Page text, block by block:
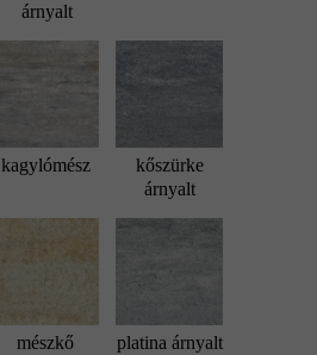
árnyalt
kagylómész
kőszürke
árnyalt
mészkő
platina árnyalt